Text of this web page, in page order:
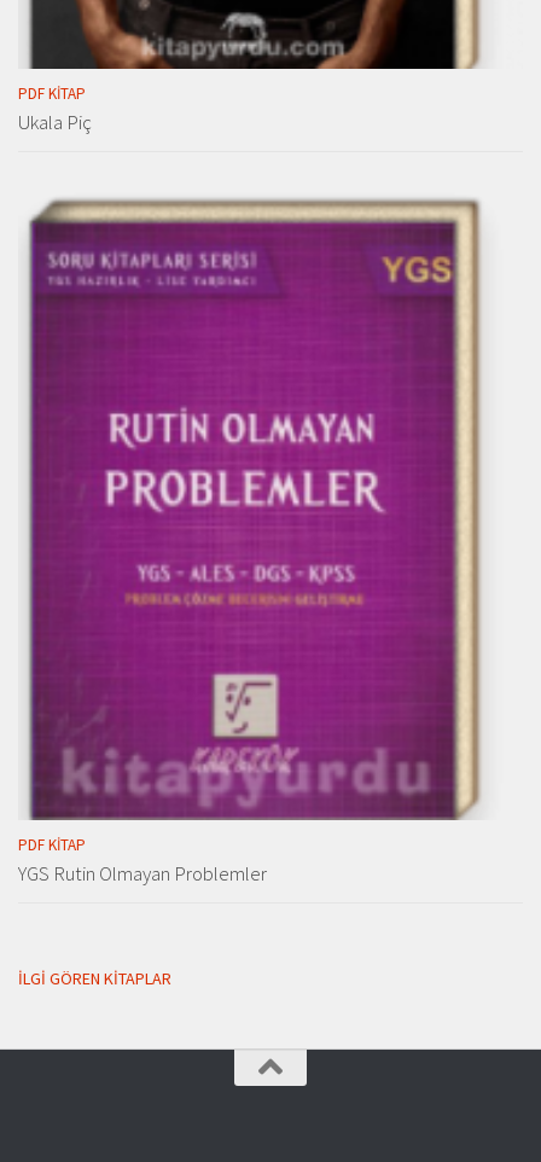
PDF KITAP
Ukala Piç
PDF KITAP
YGS Rutin Olmayan Problemler
İLGI GÖREN KITAPLAR